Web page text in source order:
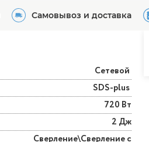
Самовывоз и доставка
Сетевой
SDS-plus
720 Вт
2 Дж
Сверление\Сверление с